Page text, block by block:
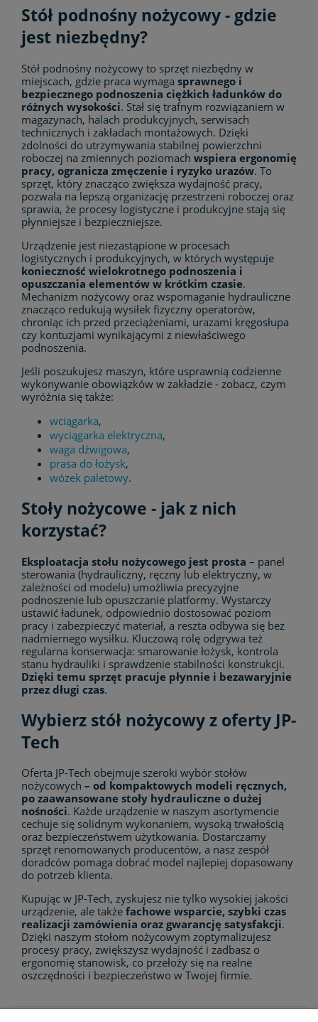
Stół podnośny nożycowy - gdzie
jest niezbędny?
Stół podnośny nożycowy to sprzęt niezbędny w
miejscach, gdzie praca wymaga sprawnego i
bezpiecznego podnoszenia ciężkich ładunków do
różnych wysokości. Stał się trafnym rozwiązaniem w
magazynach, halach produkcyjnych, serwisach
technicznych i zakładach montażowych. Dzięki
zdolności do utrzymywania stabilnej powierzchni
roboczej na zmiennych poziomach wspiera ergonomię
pracy, ogranicza zmęczenie i ryzyko urazów. To
sprzęt, który znacząco zwiększa wydajność pracy,
pozwala na lepszą organizację przestrzeni roboczej oraz
sprawia, że procesy logistyczne i produkcyjne stają się
płynniejsze i bezpieczniejsze.
Urządzenie jest niezastąpione w procesach
logistycznych i produkcyjnych, w których występuje
konieczność wielokrotnego podnoszenia i
opuszczania elementów w krótkim czasie.
Mechanizm nożycowy oraz wspomaganie hydrauliczne
znacząco redukują wysiłek fizyczny operatorów,
chroniąc ich przed przeciążeniami, urazami kręgosłupa
czy kontuzjami wynikającymi z niewłaściwego
podnoszenia.
Jeśli poszukujesz maszyn, które usprawnią codzienne
wykonywanie obowiązków w zakładzie - zobacz, czym
wyróżnia się także:
wciągarka,
wyciągarka elektryczna,
waga dźwigowa,
prasa do łożysk,
wózek paletowy.
Stoły nożycowe - jak z nich
korzystać?
Eksploatacja stołu nożycowego jest prosta – panel
sterowania (hydrauliczny, ręczny lub elektryczny, w
zależności od modelu) umożliwia precyzyjne
podnoszenie lub opuszczanie platformy. Wystarczy
ustawić ładunek, odpowiednio dostosować poziom
pracy i zabezpieczyć materiał, a reszta odbywa się bez
nadmiernego wysiłku. Kluczową rolę odgrywa też
regularna konserwacja: smarowanie łożysk, kontrola
stanu hydrauliki i sprawdzenie stabilności konstrukcji.
Dzięki temu sprzęt pracuje płynnie i bezawaryjnie
przez długi czas.
Wybierz stół nożycowy z oferty JP-
Tech
Oferta JP-Tech obejmuje szeroki wybór stołów
nożycowych – od kompaktowych modeli ręcznych,
po zaawansowane stoły hydrauliczne o dużej
nośności. Każde urządzenie w naszym asortymencie
cechuje się solidnym wykonaniem, wysoką trwałością
oraz bezpieczeństwem użytkowania. Dostarczamy
sprzęt renomowanych producentów, a nasz zespół
doradców pomaga dobrać model najlepiej dopasowany
do potrzeb klienta.
Kupując w JP-Tech, zyskujesz nie tylko wysokiej jakości
urządzenie, ale także fachowe wsparcie, szybki czas
realizacji zamówienia oraz gwarancję satysfakcji.
Dzięki naszym stołom nożycowym zoptymalizujesz
procesy pracy, zwiększysz wydajność i zadbasz o
ergonomię stanowisk, co przełoży się na realne
oszczędności i bezpieczeństwo w Twojej firmie.